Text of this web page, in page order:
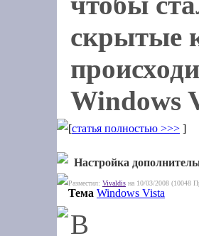
скрытые
Windows
[статья полностью >>> ]
Настройка
Разместил: Vivaldis на 10/03/2008 (10048
Тема Windows Vista
В